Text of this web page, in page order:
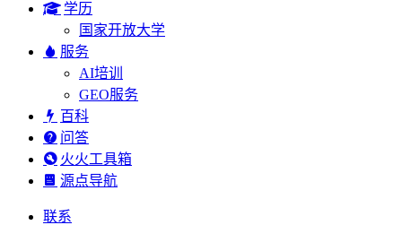
学历
国家开放大学
服务
AI培训
GEO服务
百科
问答
火火工具箱
源点导航
联系